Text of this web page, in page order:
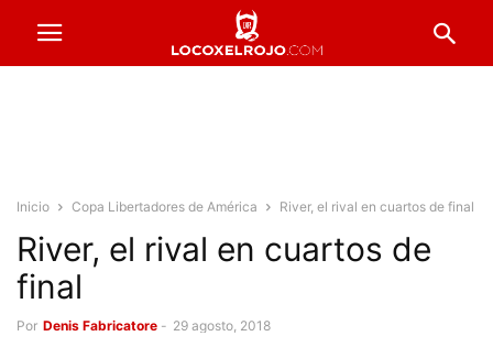
Inicio Copa Libertadores de América River, el rival en cuartos de final
River, el rival en cuartos de
final
Por Denis Fabricatore - 29 agosto, 2018